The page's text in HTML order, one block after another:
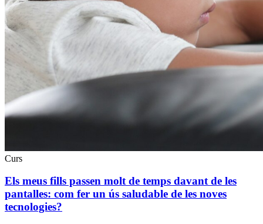
Curs
Els meus fills passen molt de temps davant de les
pantalles: com fer un ús saludable de les noves
tecnologies?